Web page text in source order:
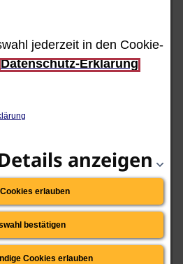
jederzeit in den Cookie-
Datenschutz-Erklärung
anzeigen
erlauben
bestätigen
Cookies erlauben
Start-Seite